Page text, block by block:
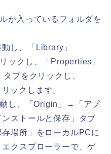
が入っているフォルダを
し、「Library」
ックし、「Properties」
ブをクリックし、
ックします。
し、「Origin」→「アプ
ストールと保存」タブ
場所」をローカルPCに
クスプローラーで、ゲ